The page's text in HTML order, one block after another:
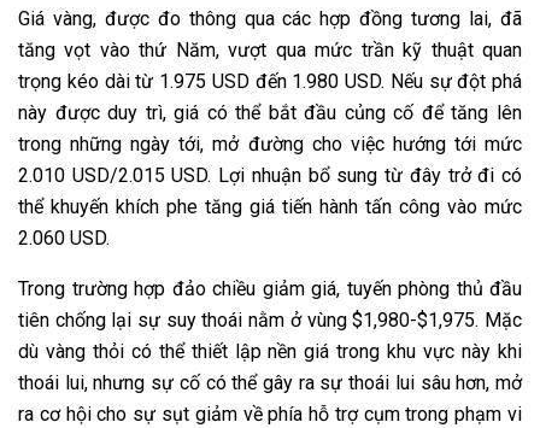
Giá vàng, được đo thông qua các hợp đồng tương lai, đã
tăng vọt vào thứ Năm, vượt qua mức trần kỹ thuật quan
trọng kéo dài từ 1.975 USD đến 1.980 USD. Nếu sự đột phá
này được duy trì, giá có thể bắt đầu củng cố để tăng lên
trong những ngày tới, mở đường cho việc hướng tới mức
2.010 USD/2.015 USD. Lợi nhuận bổ sung từ đây trở đi có
thể khuyến khích phe tăng giá tiến hành tấn công vào mức
2.060 USD.
Trong trường hợp đảo chiều giảm giá, tuyến phòng thủ đầu
tiên chống lại sự suy thoái nằm ở vùng $1,980-$1,975. Mặc
dù vàng thỏi có thể thiết lập nền giá trong khu vực này khi
thoái lui, nhưng sự cố có thể gây ra sự thoái lui sâu hơn, mở
ra cơ hội cho sự sụt giảm về phía hỗ trợ cụm trong phạm vi